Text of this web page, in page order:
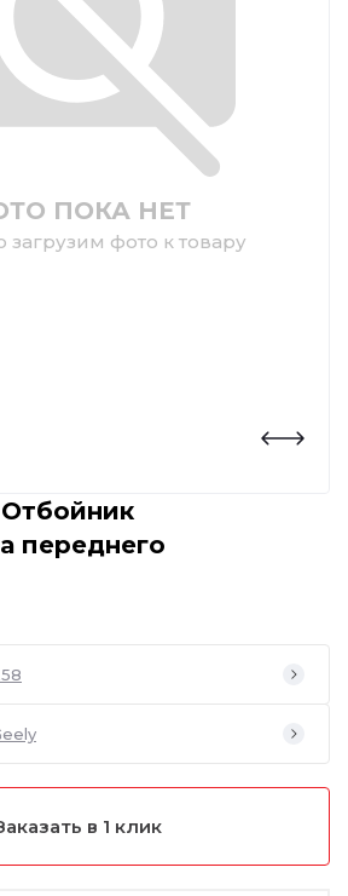
ПОКА НЕТ
фото к товару
Отбойник
переднего
в 1 клик